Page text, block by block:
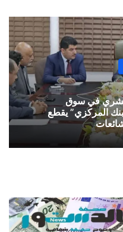
في سوق
المركزي” يقطع